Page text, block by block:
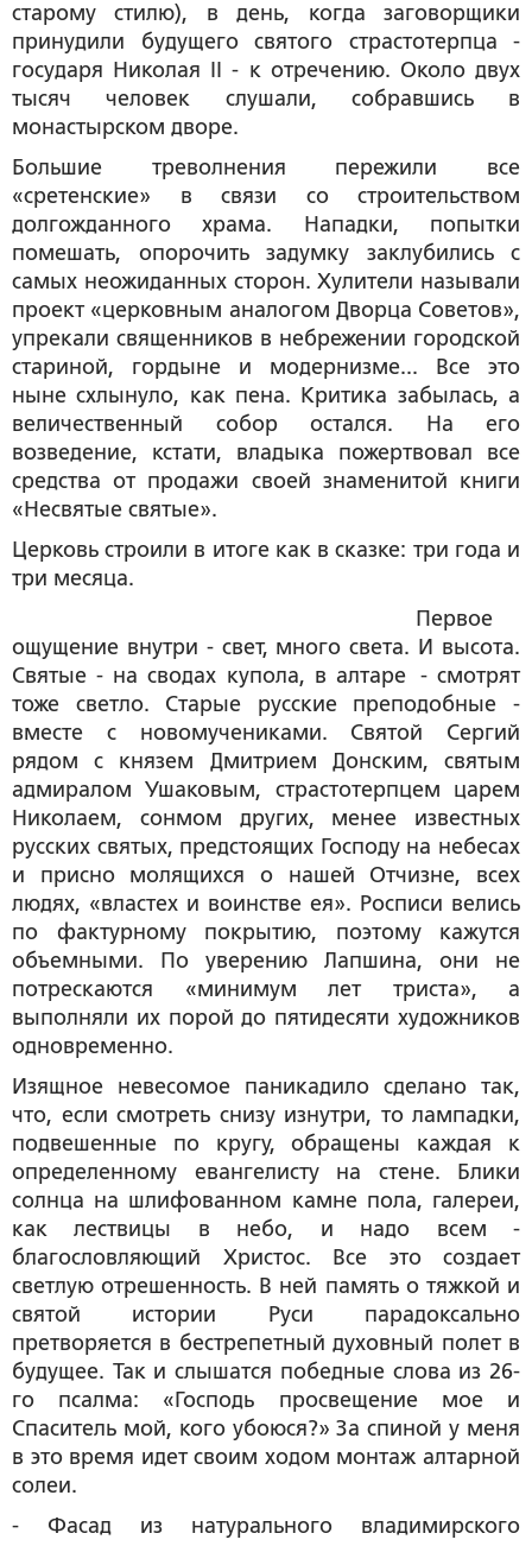
старому стилю), в день, когда заговорщики
принудили будущего святого страстотерпца -
государя Николая II - к отречению. Около двух
тысяч человек слушали, собравшись в
монастырском дворе.
Большие треволнения пережили все
«сретенские» в связи со строительством
долгожданного храма. Нападки, попытки
помешать, опорочить задумку заклубились с
самых неожиданных сторон. Хулители называли
проект «церковным аналогом Дворца Советов»,
упрекали священников в небрежении городской
стариной, гордыне и модернизме... Все это
ныне схлынуло, как пена. Критика забылась, а
величественный собор остался. На его
возведение, кстати, владыка пожертвовал все
средства от продажи своей знаменитой книги
«Несвятые святые».
Церковь строили в итоге как в сказке: три года и
три месяца.
Первое
ощущение внутри - свет, много света. И высота.
Святые - на сводах купола, в алтаре - смотрят
тоже светло. Старые русские преподобные -
вместе с новомучениками. Святой Сергий
рядом с князем Дмитрием Донским, святым
адмиралом Ушаковым, страстотерпцем царем
Николаем, сонмом других, менее известных
русских святых, предстоящих Господу на небесах
и присно молящихся о нашей Отчизне, всех
людях, «властех и воинстве ея». Росписи велись
по фактурному покрытию, поэтому кажутся
объемными. По уверению Лапшина, они не
потрескаются «минимум лет триста», а
выполняли их порой до пятидесяти художников
одновременно.
Изящное невесомое паникадило сделано так,
что, если смотреть снизу изнутри, то лампадки,
подвешенные по кругу, обращены каждая к
определенному евангелисту на стене. Блики
солнца на шлифованном камне пола, галереи,
как лествицы в небо, и надо всем -
благословляющий Христос. Все это создает
светлую отрешенность. В ней память о тяжкой и
святой истории Руси парадоксально
претворяется в бестрепетный духовный полет в
будущее. Так и слышатся победные слова из 26-
го псалма: «Господь просвещение мое и
Спаситель мой, кого убоюся?» За спиной у меня
в это время идет своим ходом монтаж алтарной
солеи.
- Фасад из натурального владимирского